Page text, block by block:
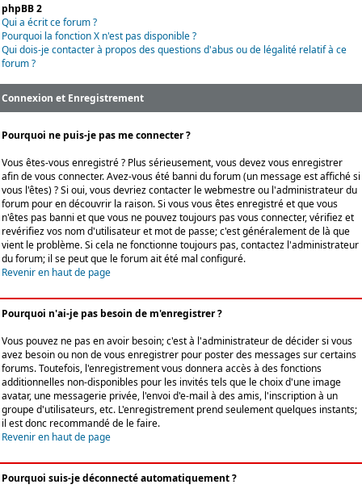
phpBB 2
Qui a écrit ce forum ?
Pourquoi la fonction X n'est pas disponible ?
Qui dois-je contacter à propos des questions d'abus ou de légalité relatif à ce
forum ?
Connexion et Enregistrement
Pourquoi ne puis-je pas me connecter ?
Vous êtes-vous enregistré ? Plus sérieusement, vous devez vous enregistrer
afin de vous connecter. Avez-vous été banni du forum (un message est affiché si
vous l'êtes) ? Si oui, vous devriez contacter le webmestre ou l'administrateur du
forum pour en découvrir la raison. Si vous vous êtes enregistré et que vous
n'êtes pas banni et que vous ne pouvez toujours pas vous connecter, vérifiez et
revérifiez vos nom d'utilisateur et mot de passe; c'est généralement de là que
vient le problème. Si cela ne fonctionne toujours pas, contactez l'administrateur
du forum; il se peut que le forum ait été mal configuré.
Revenir en haut de page
Pourquoi n'ai-je pas besoin de m'enregistrer ?
Vous pouvez ne pas en avoir besoin; c'est à l'administrateur de décider si vous
avez besoin ou non de vous enregistrer pour poster des messages sur certains
forums. Toutefois, l'enregistrement vous donnera accès à des fonctions
additionnelles non-disponibles pour les invités tels que le choix d'une image
avatar, une messagerie privée, l'envoi d'e-mail à des amis, l'inscription à un
groupe d'utilisateurs, etc. L'enregistrement prend seulement quelques instants;
il est donc recommandé de le faire.
Revenir en haut de page
Pourquoi suis-je déconnecté automatiquement ?